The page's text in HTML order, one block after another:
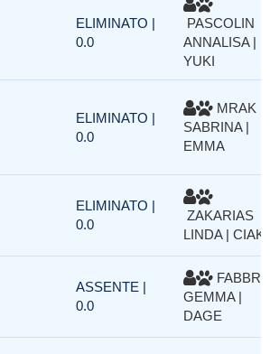
ELIMINATO |
0.0
PASCOLIN
ANNALISA |
YUKI
ELIMINATO |
0.0
MRAK
SABRINA |
EMMA
ELIMINATO |
0.0
ZAKARIAS
LINDA | CIAK
ASSENTE |
0.0
GEMMA |
DAGE